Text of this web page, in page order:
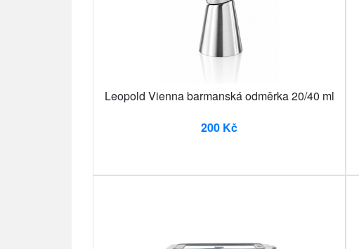
Leopold Vienna barmanská odměrka 20/40 ml
200 Kč